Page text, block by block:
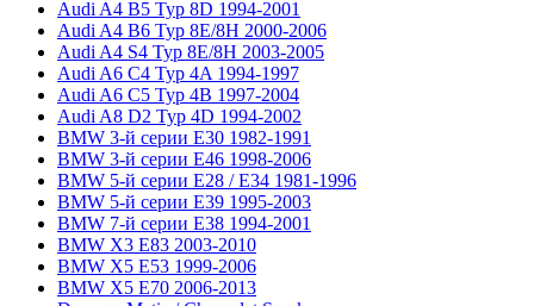
Audi A4 B5 Typ 8D 1994-2001
Audi A4 B6 Typ 8E/8H 2000-2006
Audi A4 S4 Typ 8E/8H 2003-2005
Audi A6 C4 Typ 4A 1994-1997
Audi A6 C5 Typ 4B 1997-2004
Audi A8 D2 Typ 4D 1994-2002
BMW 3-й серии E30 1982-1991
BMW 3-й серии E46 1998-2006
BMW 5-й серии E28 / E34 1981-1996
BMW 5-й серии E39 1995-2003
BMW 7-й серии E38 1994-2001
BMW X3 E83 2003-2010
BMW X5 E53 1999-2006
BMW X5 E70 2006-2013